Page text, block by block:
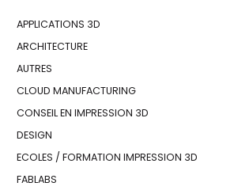
APPLICATIONS 3D
ARCHITECTURE
AUTRES
CLOUD MANUFACTURING
CONSEIL EN IMPRESSION 3D
DESIGN
ECOLES / FORMATION IMPRESSION 3D
FABLABS